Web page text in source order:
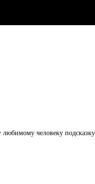
человеку подсказку